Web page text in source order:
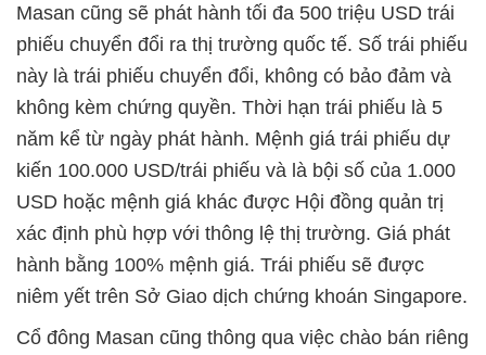
Masan cũng sẽ phát hành tối đa 500 triệu USD trái
phiếu chuyển đổi ra thị trường quốc tế. Số trái phiếu
này là trái phiếu chuyển đổi, không có bảo đảm và
không kèm chứng quyền. Thời hạn trái phiếu là 5
năm kể từ ngày phát hành. Mệnh giá trái phiếu dự
kiến 100.000 USD/trái phiếu và là bội số của 1.000
USD hoặc mệnh giá khác được Hội đồng quản trị
xác định phù hợp với thông lệ thị trường. Giá phát
hành bằng 100% mệnh giá. Trái phiếu sẽ được
niêm yết trên Sở Giao dịch chứng khoán Singapore.
Cổ đông Masan cũng thông qua việc chào bán riêng